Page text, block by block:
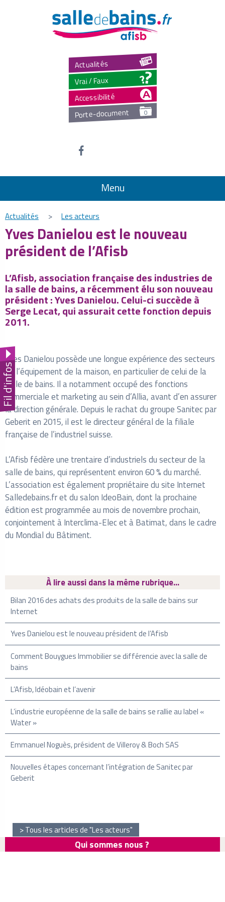
Actualités
Vrai / Faux
Accessibilité
Porte-document 0
Menu
Actualités > Les acteurs
Yves Danielou est le nouveau
président de l’Afisb
L’Afisb, association française des industries de
la salle de bains, a récemment élu son nouveau
président : Yves Danielou. Celui-ci succède à
Serge Lecat, qui assurait cette fonction depuis
2011.
Yves Danielou possède une longue expérience des secteurs
de l’équipement de la maison, en particulier de celui de la
salle de bains. Il a notamment occupé des fonctions
commerciale et marketing au sein d’Allia, avant d’en assurer
la direction générale. Depuis le rachat du groupe Sanitec par
Geberit en 2015, il est le directeur général de la filiale
française de l’industriel suisse.
L’Afisb fédère une trentaire d’industriels du secteur de la
salle de bains, qui représentent environ 60 % du marché.
L’association est également propriétaire du site Internet
Salledebains.fr et du salon IdeoBain, dont la prochaine
édition est programmée au mois de novembre prochain,
conjointement à Interclima-Elec et à Batimat, dans le cadre
du Mondial du Bâtiment.
À lire aussi dans la même rubrique...
Bilan 2016 des achats des produits de la salle de bains sur
Internet
Yves Danielou est le nouveau président de l’Afisb
Comment Bouygues Immobilier se différencie avec la salle de
bains
L’Afisb, Idéobain et l’avenir
L’industrie européenne de la salle de bains se rallie au label «
Water »
Emmanuel Noguès, président de Villeroy & Boch SAS
Nouvelles étapes concernant l’intégration de Sanitec par
Geberit
Tous les articles de "Les acteurs"
Qui sommes nous ?